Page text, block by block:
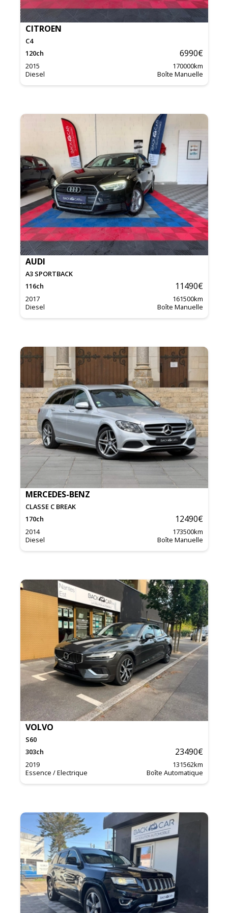
CITROEN
C4
120ch 6990€
2015 170000km
Diesel
Boîte Manuelle
AUDI
A3 SPORTBACK
116ch 11490€
2017 161500km
Diesel
Boîte Manuelle
MERCEDES-BENZ
CLASSE C BREAK
170ch 12490€
2014 173500km
Diesel
Boîte Manuelle
VOLVO
S60
303ch 23490€
2019 131562km
Essence / Electrique
Boîte Automatique